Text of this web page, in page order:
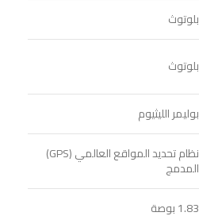
بلوتوث
بلوتوث
بوليمر الليثيوم
نظام تحديد المواقع العالمي (GPS)
المدمج
1.83 بوصة